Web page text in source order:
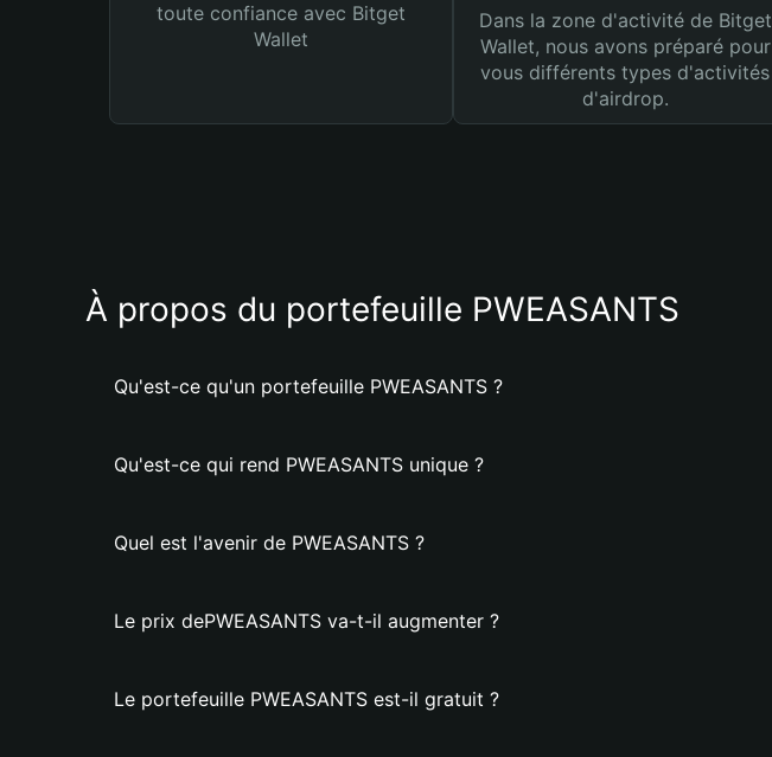
toute confiance avec Bitget
Wallet
Dans la zone d'activité de Bitget
Wallet, nous avons préparé pour
vous différents types d'activités
d'airdrop.
À propos du portefeuille PWEASANTS
Qu'est-ce qu'un portefeuille PWEASANTS ?
Qu'est-ce qui rend PWEASANTS unique ?
Quel est l'avenir de PWEASANTS ?
Le prix dePWEASANTS va-t-il augmenter ?
Le portefeuille PWEASANTS est-il gratuit ?